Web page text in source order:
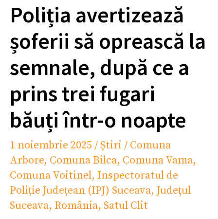
Poliția avertizează
șoferii să oprească la
semnale, după ce a
prins trei fugari
băuți într-o noapte
1 noiembrie 2025 / Știri / Comuna
Arbore, Comuna Bilca, Comuna Vama,
Comuna Voitinel, Inspectoratul de
Poliție Județean (IPJ) Suceava, Județul
Suceava, România, Satul Clit